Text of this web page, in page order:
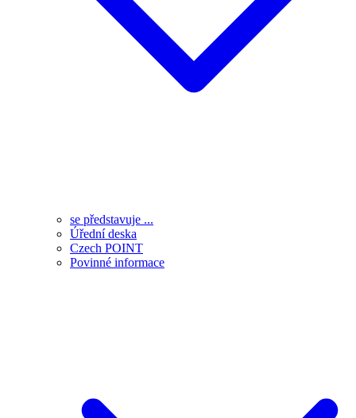
se představuje ...
Úřední deska
Czech POINT
Povinné informace